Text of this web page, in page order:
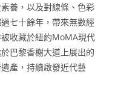
養，以及對線條、色彩
七十餘年，帶來無數經
收藏於紐約MoMA現代
巴黎香榭大道上展出的
產，持續啟發近代藝